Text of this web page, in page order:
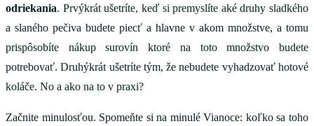
odriekania. Prvýkrát ušetríte, keď si premyslíte aké druhy sladkého
a slaného pečiva budete piecť a hlavne v akom množstve, a tomu
prispôsobíte nákup surovín ktoré na toto množstvo budete
potrebovať. Druhýkrát ušetríte tým, že nebudete vyhadzovať hotové
koláče. No a ako na to v praxi?
Začnite minulosťou. Spomeňte si na minulé Vianoce: koľko sa toho